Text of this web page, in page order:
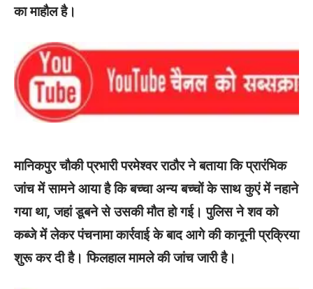
का माहौल है।
मानिकपुर चौकी प्रभारी परमेश्वर राठौर ने बताया कि प्रारंभिक
जांच में सामने आया है कि बच्चा अन्य बच्चों के साथ कुएं में नहाने
गया था, जहां डूबने से उसकी मौत हो गई। पुलिस ने शव को
कब्जे में लेकर पंचनामा कार्रवाई के बाद आगे की कानूनी प्रक्रिया
शुरू कर दी है। फिलहाल मामले की जांच जारी है।